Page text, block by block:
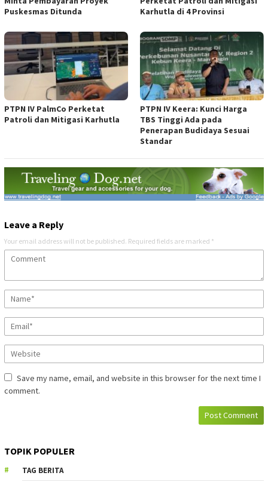
Puskesmas Ditunda
Karhutla di 4 Provinsi
PTPN IV PalmCo Perketat
Patroli dan Mitigasi Karhutla
PTPN IV Keera: Kunci Harga
TBS Tinggi Ada pada
Penerapan Budidaya Sesuai
Standar
Leave a Reply
Your email address will not be published. Required fields are marked *
Save my name, email, and website in this browser for the next time I
comment.
TOPIK POPULER
TAG BERITA